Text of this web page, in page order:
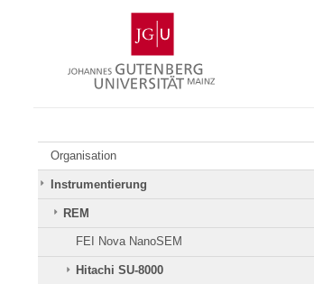
Gutenberg-
Universität
Mainz
Organisation
Instrumentierung
REM
FEI Nova NanoSEM
Hitachi SU-8000